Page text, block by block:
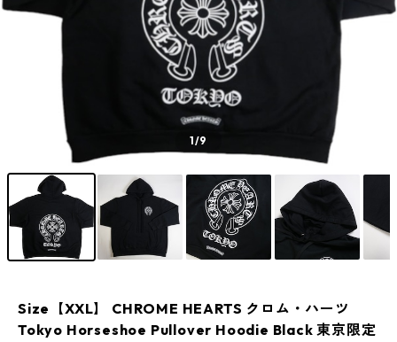
1/9
Size【XXL】 CHROME HEARTS クロム・ハーツ
Tokyo Horseshoe Pullover Hoodie Black 東京限定